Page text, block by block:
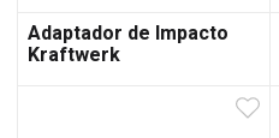
Adaptador de Impacto
Kraftwerk